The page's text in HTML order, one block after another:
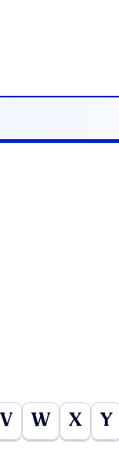
V W X Y